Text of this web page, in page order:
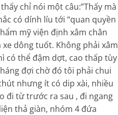
chỉ nói một câu:”Thấy mà
có dính líu tới “quan quyền
mỹ viện định xâm chân
dông tuốt. Không phải xâm
có thể đậm dợt, cao thấp tùy
đợi chờ đó tôi phải chui
nhưng ít có dip xài, nhiều
đi từ trước ra sau , đi ngang
thả giàn, nhóm 4 đứa